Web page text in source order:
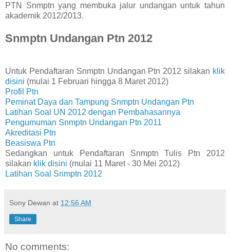
PTN Snmptn yang membuka jalur undangan untuk tahun
akademik 2012/2013.
Snmptn Undangan Ptn 2012
Untuk Pendaftaran Snmptn Undangan Ptn 2012 silakan klik
disini (mulai 1 Februari hingga 8 Maret 2012)
Profil Ptn
Peminat Daya dan Tampung Snmptn Undangan Ptn
Latihan Soal UN 2012 dengan Pembahasannya
Pengumuman Snmptn Undangan Ptn 2011
Akreditasi Ptn
Beasiswa Ptn
Sedangkan untuk Pendaftaran Snmptn Tulis Ptn 2012
silakan klik disini (mulai 11 Maret - 30 Mei 2012)
Latihan Soal Snmptn 2012
Sony Dewan at 12:56 AM
Share
No comments: